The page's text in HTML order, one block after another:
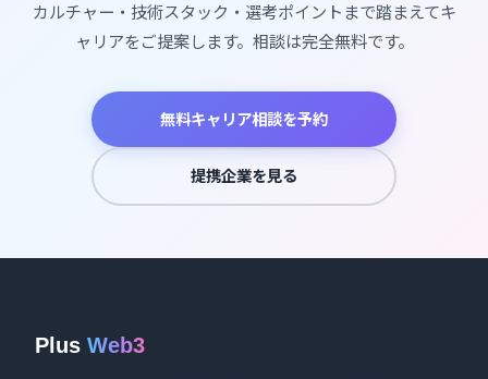
カルチャー・技術スタック・選考ポイントまで踏まえてキ
ャリアをご提案します。相談は完全無料です。
無料キャリア相談を予約
提携企業を見る
Plus Web3